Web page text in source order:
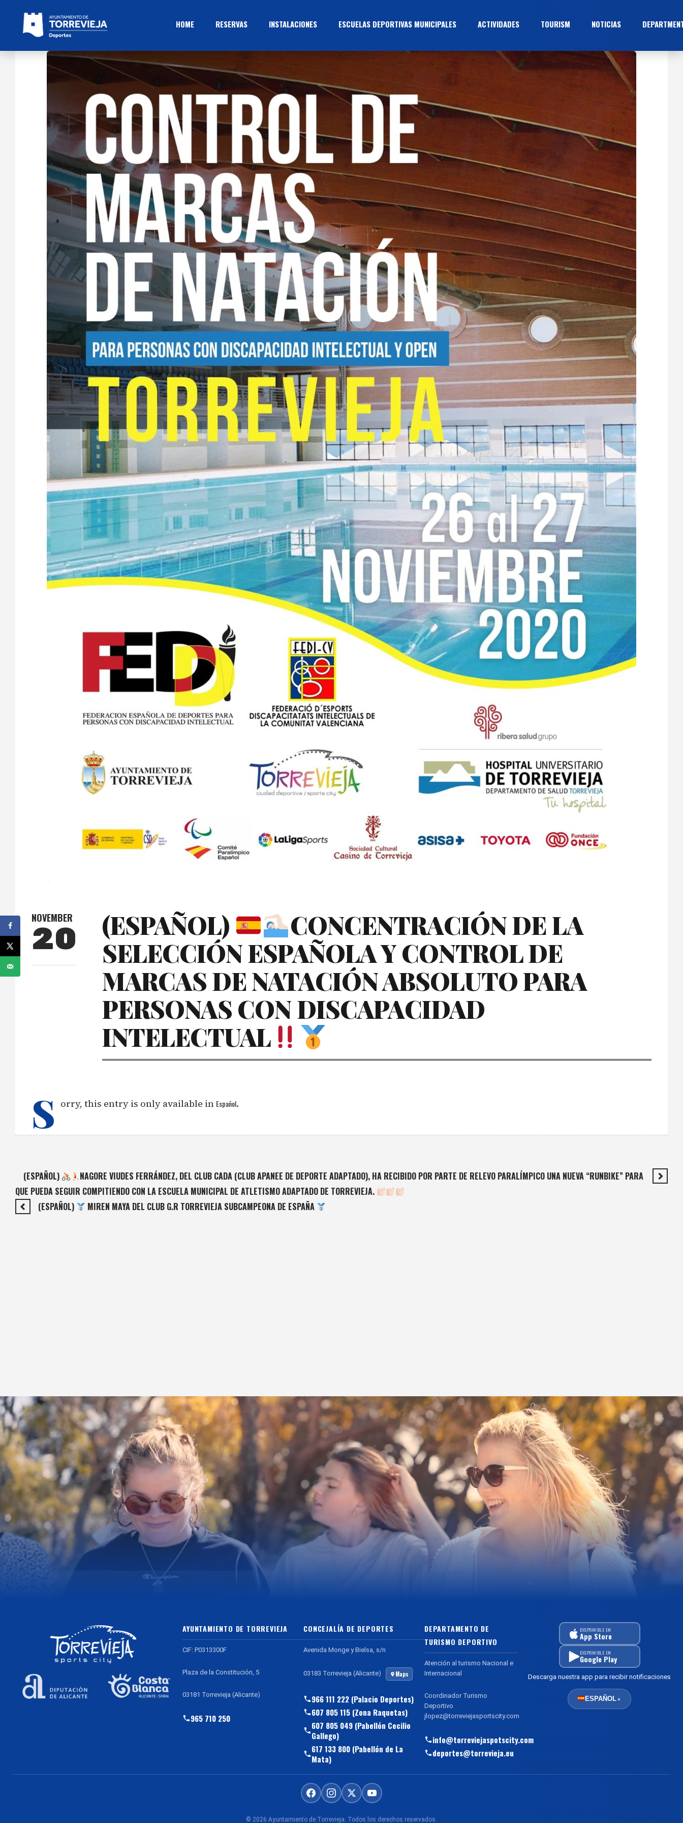
HOME RESERVAS INSTALACIONES ESCUELAS DEPORTIVAS MUNICIPALES ACTIVIDADES TOURISM NOTICIAS
NOVEMBER
20 (ESPAÑOL)
CONCENTRACIÓN DE LA
SELECCIÓN ESPAÑOLA Y CONTROL DE
MARCAS DE NATACIÓN ABSOLUTO PARA
PERSONAS CON DISCAPACIDAD
INTELECTUAL
S orry, this entry is only available in Español.
(ESPAÑOL)
NAGORE VIUDES FERRÁNDEZ, DEL CLUB CADA (CLUB APANEE DE DEPORTE ADAPTADO), HA RECIBIDO POR PARTE DE RELEVO PARALÍMPICO UNA NUEVA “RUNBIKE” PARA
QUE PUEDA SEGUIR COMPITIENDO CON LA ESCUELA MUNICIPAL DE ATLETISMO ADAPTADO DE TORREVIEJA.
(ESPAÑOL)
MIREN MAYA DEL CLUB G.R TORREVIEJA SUBCAMPEONA DE ESPAÑA
AYUNTAMIENTO DE TORREVIEJA
CIF: P0313300F
Plaza de la Constitución, 5
03181 Torrevieja (Alicante)
965 710 250
CONCEJALÍA DE DEPORTES
Avenida Monge y Bielsa, s/n
03183 Torrevieja (Alicante) Maps
966 111 222 (Palacio Deportes)
607 805 115 (Zona Raquetas)
607 805 049 (Pabellón Cecilio
Gallego)
617 133 800 (Pabellón de La
Mata)
DEPARTAMENTO DE
TURISMO DEPORTIVO
Atención al turismo Nacional e
Internacional
Coordinador Turismo
Deportivo
jlopez@torreviejasportscity.com
info@torreviejaspotscity.com
deportes@torrevieja.eu
DISPONIBLE EN
App Store
DISPONIBLE EN
Google Play
Descarga nuestra app para recibir notificaciones
ESPAÑOL▲
© 2026 Ayuntamiento de Torrevieja. Todos los derechos reservados.